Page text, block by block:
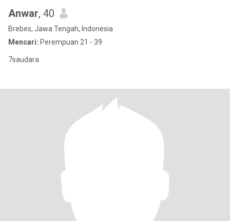
Anwar, 40
Brebes, Jawa Tengah, Indonesia
Mencari: Perempuan 21 - 39
7saudara